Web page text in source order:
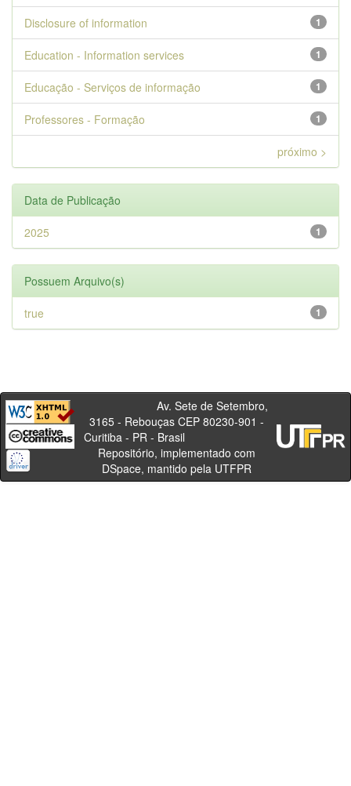
1
Disclosure of information
1
Education - Information services
1
Educação - Serviços de informação
1
Professores - Formação
próximo >
Data de Publicação
1
2025
Possuem Arquivo(s)
1
true
Av. Sete de Setembro,
3165 - Rebouças CEP 80230-901 -
Curitiba - PR - Brasil
Repositório, implementado com
DSpace, mantido pela UTFPR